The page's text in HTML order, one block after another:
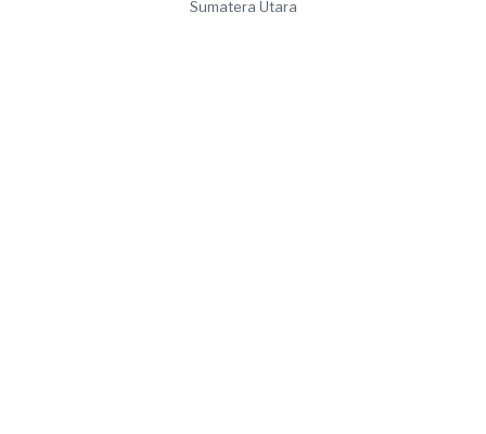
Sumatera Utara